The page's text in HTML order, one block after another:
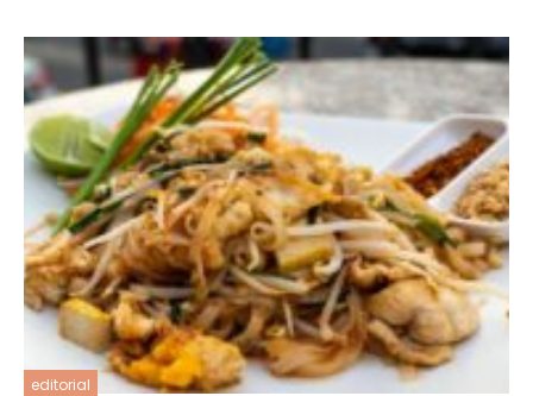
editorial